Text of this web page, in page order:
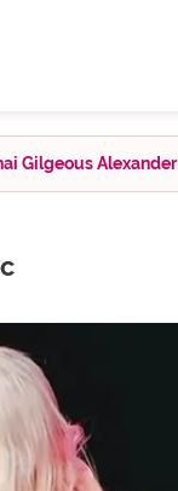
Gilgeous Alexander